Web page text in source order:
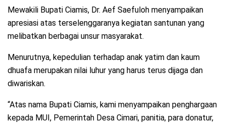
Mewakili Bupati Ciamis, Dr. Aef Saefuloh menyampaikan
apresiasi atas terselenggaranya kegiatan santunan yang
melibatkan berbagai unsur masyarakat.
Menurutnya, kepedulian terhadap anak yatim dan kaum
dhuafa merupakan nilai luhur yang harus terus dijaga dan
diwariskan.
“Atas nama Bupati Ciamis, kami menyampaikan penghargaan
kepada MUI, Pemerintah Desa Cimari, panitia, para donatur,